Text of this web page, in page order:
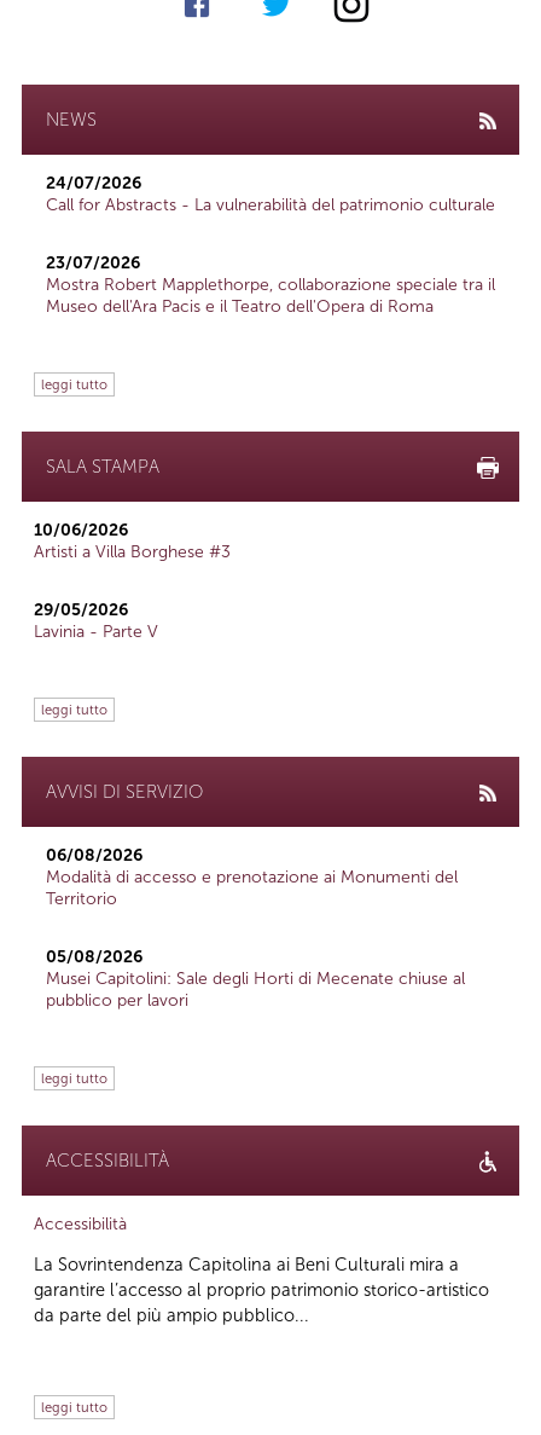
NEWS
24/07/2026
Call for Abstracts - La vulnerabilità del patrimonio culturale
23/07/2026
Mostra Robert Mapplethorpe, collaborazione speciale tra il
Museo dell'Ara Pacis e il Teatro dell'Opera di Roma
leggi tutto
SALA STAMPA
10/06/2026
Artisti a Villa Borghese #3
29/05/2026
Lavinia - Parte V
leggi tutto
AVVISI DI SERVIZIO
06/08/2026
Modalità di accesso e prenotazione ai Monumenti del
Territorio
05/08/2026
Musei Capitolini: Sale degli Horti di Mecenate chiuse al
pubblico per lavori
leggi tutto
ACCESSIBILITÀ
Accessibilità
La Sovrintendenza Capitolina ai Beni Culturali mira a
garantire l’accesso al proprio patrimonio storico-artistico
da parte del più ampio pubblico...
leggi tutto